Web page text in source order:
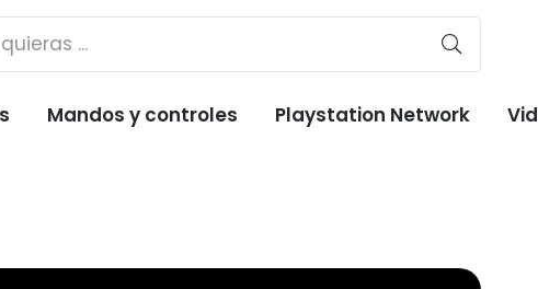
Mandos y controles Playstation Network